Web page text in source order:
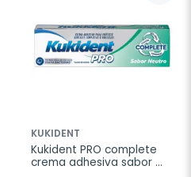
KUKIDENT
Kukident PRO complete
crema adhesiva sabor